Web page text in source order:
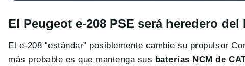
El Peugeot e-208 PSE será heredero del
El e-208 “estándar” posiblemente cambie su propulsor
más probable es que mantenga sus baterías NCM de